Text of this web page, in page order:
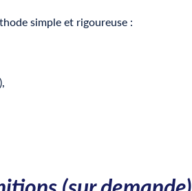
simple et rigoureuse :